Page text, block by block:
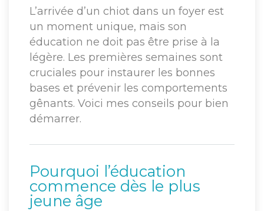
L’arrivée d’un chiot dans un foyer est
un moment unique, mais son
éducation ne doit pas être prise à la
légère. Les premières semaines sont
cruciales pour instaurer les bonnes
bases et prévenir les comportements
gênants. Voici mes conseils pour bien
démarrer.
Pourquoi l’éducation
commence dès le plus
jeune âge